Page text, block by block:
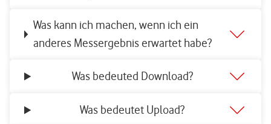
Was kann ich machen, wenn ich ein
anderes Messergebnis erwartet habe?
Was bedeuted Download?
Was bedeutet Upload?